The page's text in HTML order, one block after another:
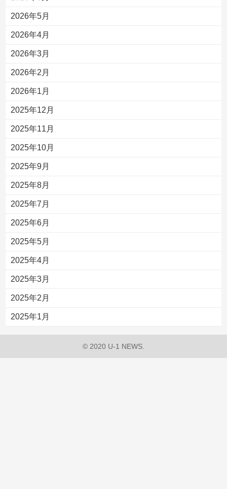
2026年5月
2026年4月
2026年3月
2026年2月
2026年1月
2025年12月
2025年11月
2025年10月
2025年9月
2025年8月
2025年7月
2025年6月
2025年5月
2025年4月
2025年3月
2025年2月
2025年1月
© 2020 U-1 NEWS.